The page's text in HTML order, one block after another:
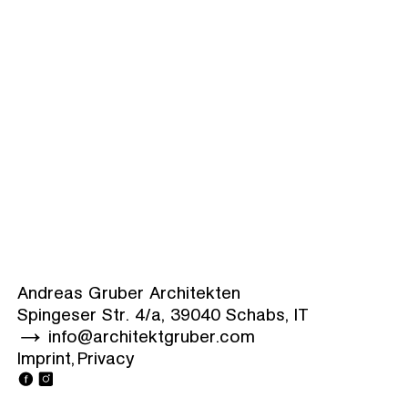
Andreas Gruber Architekten
Spingeser Str. 4/a, 39040 Schabs, IT
info@architektgruber.com
Imprint Privacy
Facebook